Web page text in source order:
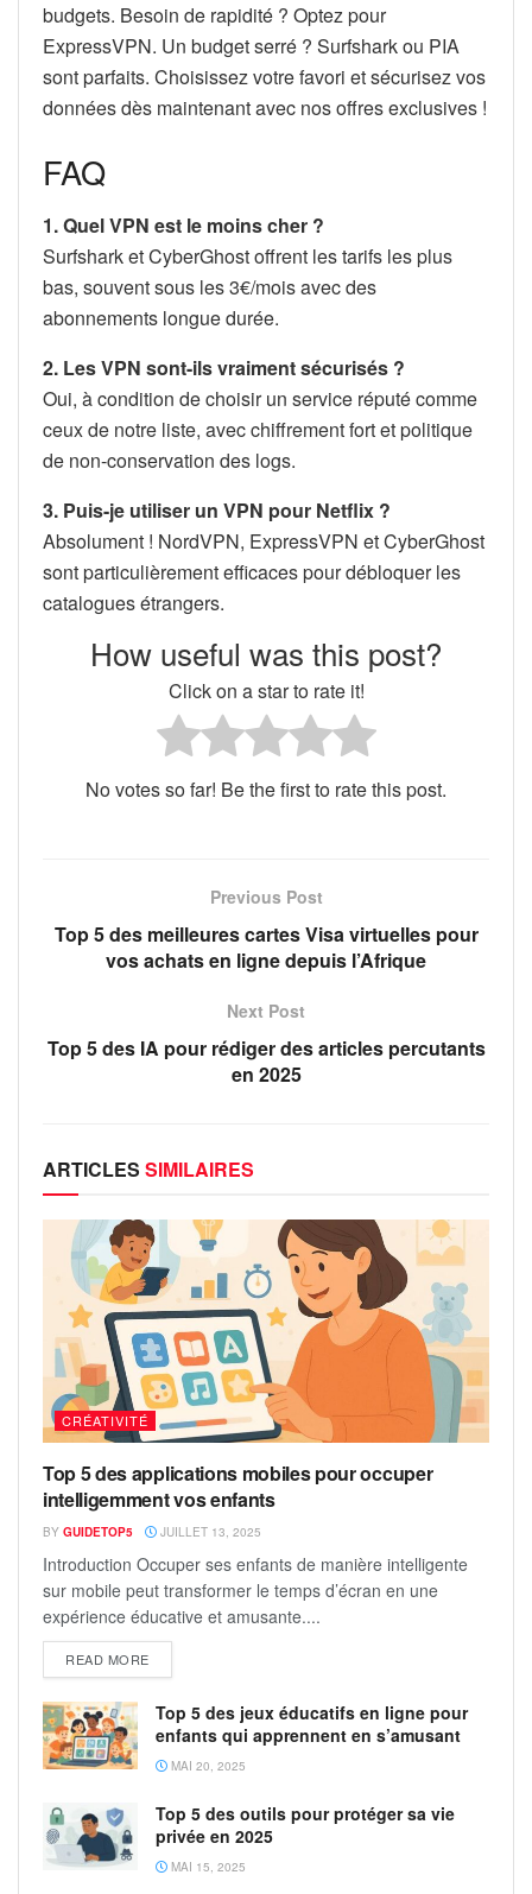
budgets. Besoin de rapidité ? Optez pour
ExpressVPN. Un budget serré ? Surfshark ou PIA
sont parfaits. Choisissez votre favori et sécurisez vos
données dès maintenant avec nos offres exclusives !
FAQ
1. Quel VPN est le moins cher ?
Surfshark et CyberGhost offrent les tarifs les plus
bas, souvent sous les 3€/mois avec des
abonnements longue durée.
2. Les VPN sont-ils vraiment sécurisés ?
Oui, à condition de choisir un service réputé comme
ceux de notre liste, avec chiffrement fort et politique
de non-conservation des logs.
3. Puis-je utiliser un VPN pour Netflix ?
Absolument ! NordVPN, ExpressVPN et CyberGhost
sont particulièrement efficaces pour débloquer les
catalogues étrangers.
How useful was this post?
Click on a star to rate it!
No votes so far! Be the first to rate this post.
Previous Post
Top 5 des meilleures cartes Visa virtuelles pour
vos achats en ligne depuis l’Afrique
Next Post
Top 5 des IA pour rédiger des articles percutants
en 2025
ARTICLES SIMILAIRES
CRÉATIVITÉ
Top 5 des applications mobiles pour occuper
intelligemment vos enfants
BY GUIDETOP5 JUILLET 13, 2025
Introduction Occuper ses enfants de manière intelligente
sur mobile peut transformer le temps d’écran en une
expérience éducative et amusante....
READ MORE
Top 5 des jeux éducatifs en ligne pour
enfants qui apprennent en s’amusant
MAI 20, 2025
Top 5 des outils pour protéger sa vie
privée en 2025
MAI 15, 2025